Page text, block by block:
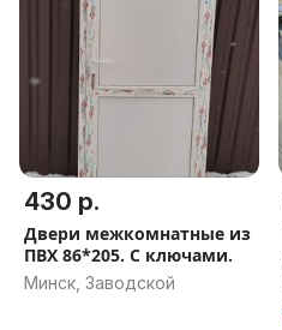
430 р.
Двери межкомнатные из
ПВХ 86*205. С ключами.
Минск, Заводской